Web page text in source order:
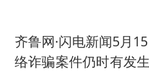
出口
齐鲁网·闪电新闻5月
络诈骗案件仍时有发